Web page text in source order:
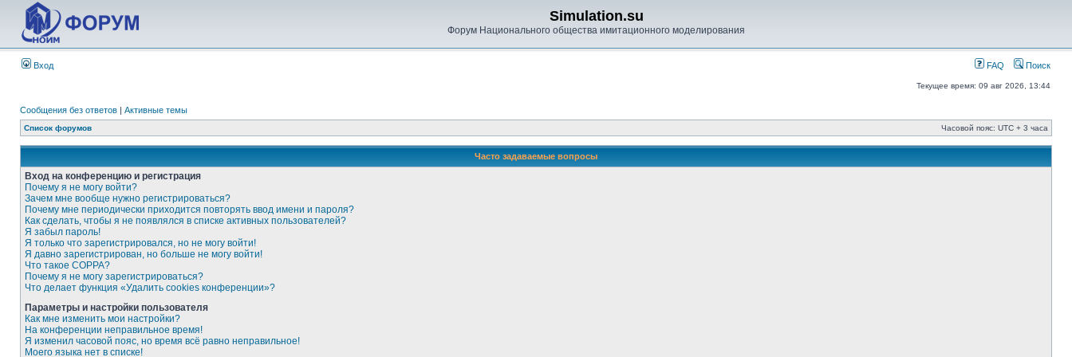
Simulation.su
Форум Национального общества имитационного моделирования
Вход FAQ Поиск
Текущее время: 09 авг 2026, 13:44
Сообщения без ответов | Активные темы
Список форумов Часовой пояс: UTC + 3 часа
Часто задаваемые вопросы
Вход на конференцию и регистрация
Почему я не могу войти?
Зачем мне вообще нужно регистрироваться?
Почему мне периодически приходится повторять ввод имени и пароля?
Как сделать, чтобы я не появлялся в списке активных пользователей?
Я забыл пароль!
Я только что зарегистрировался, но не могу войти!
Я давно зарегистрирован, но больше не могу войти!
Что такое COPPA?
Почему я не могу зарегистрироваться?
Что делает функция «Удалить cookies конференции»?
Параметры и настройки пользователя
Как мне изменить мои настройки?
На конференции неправильное время!
Я изменил часовой пояс, но время всё равно неправильное!
Моего языка нет в списке!